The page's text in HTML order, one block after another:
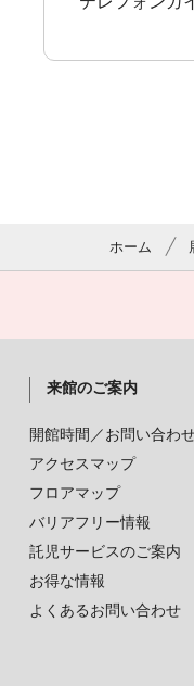
ホーム
来館のご案内
開館時間／お問い合わ
アクセスマップ
フロアマップ
バリアフリー情報
託児サービスのご案内
お得な情報
よくあるお問い合わせ